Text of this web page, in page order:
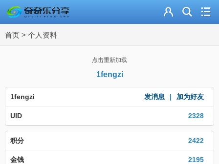
首页 > 个人资料
点击重新加载
1fengzi
发消息 | 加为好友
1fengzi
2328
UID
2422
积分
2195
金钱
资源合集
站内导读
加入频道